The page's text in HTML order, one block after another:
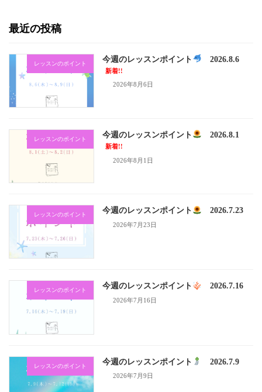
最近の投稿
レッスンのポイント 今週のレッスンポイント 2026.8.6
新着!!
2026年8月6日
レッスンのポイント 今週のレッスンポイント 2026.8.1
新着!!
2026年8月1日
レッスンのポイント 今週のレッスンポイント 2026.7.23
2026年7月23日
レッスンのポイント 今週のレッスンポイント 2026.7.16
2026年7月16日
レッスンのポイント 今週のレッスンポイント 2026.7.9
2026年7月9日